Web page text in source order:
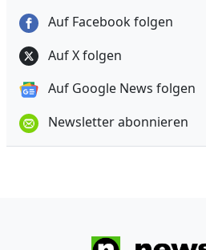
Auf Facebook folgen
Auf X folgen
Auf Google News folgen
Newsletter abonnieren